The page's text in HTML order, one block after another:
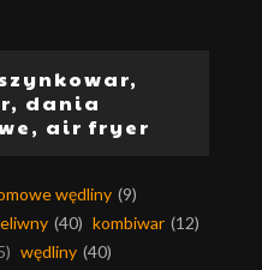
dania
air fryer
wędliny (9)
(40) kombiwar (12)
wędliny (40)